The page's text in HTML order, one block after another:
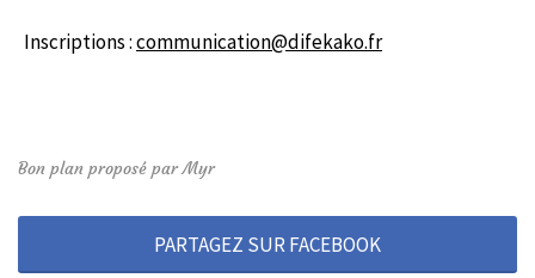
Inscriptions :communication@difekako.fr
Bon plan proposé par Myr
PARTAGEZ SUR FACEBOOK